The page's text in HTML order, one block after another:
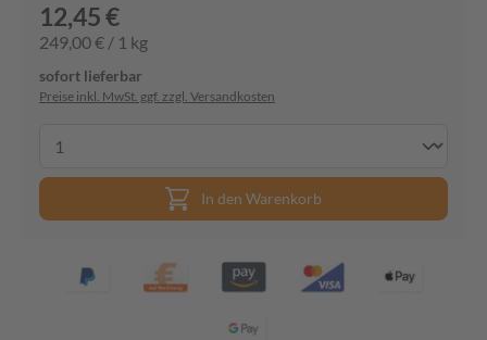
12,45 €
249,00 € / 1 kg
sofort lieferbar
Preise inkl. MwSt. ggf. zzgl. Versandkosten
In den Warenkorb